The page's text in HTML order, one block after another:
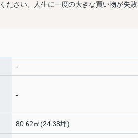
ださい。人生に一度の大きな買い物が失
-
-
80.62㎡(24.38坪)